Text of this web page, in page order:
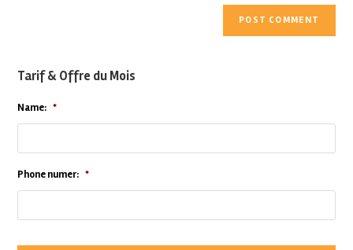
Tarif & Offre du Mois
Name: *
Phone numer: *